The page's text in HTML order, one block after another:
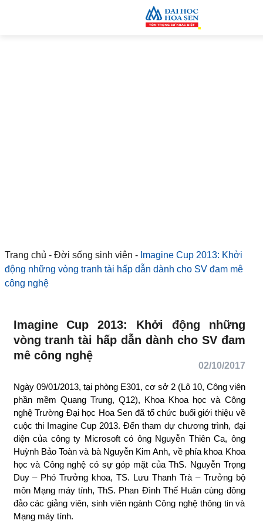
Trang chủ-Đời sống sinh viên-Imagine Cup 2013: Khởi
động những vòng tranh tài hấp dẫn dành cho SV đam
mê công nghệ
Imagine Cup 2013: Khởi động những
vòng tranh tài hấp dẫn dành cho SV
đam mê công nghệ
02/10/2017
Ngày 09/01/2013, tại phòng E301, cơ sở 2 (Lô 10, Công
viên phần mềm Quang Trung, Q12), Khoa Khoa học và
Công nghệ Trường Đại học Hoa Sen đã tổ chức buổi giới
thiệu về cuộc thi Imagine Cup 2013. Đến tham dự chương
trình, đại diện của công ty Microsoft có ông Nguyễn
Thiên Ca, ông Huỳnh Bảo Toàn và bà Nguyễn Kim Anh, về
phía khoa Khoa học và Công nghệ có sự góp mặt của
ThS. Nguyễn Trọng Duy – Phó Trưởng khoa, TS. Lưu
Thanh Trà – Trưởng bộ môn Mạng máy tính, ThS. Phan
Đình Thế Huân cùng đông đảo các giảng viên, sinh viên
ngành Công nghệ thông tin và Mạng máy tính.